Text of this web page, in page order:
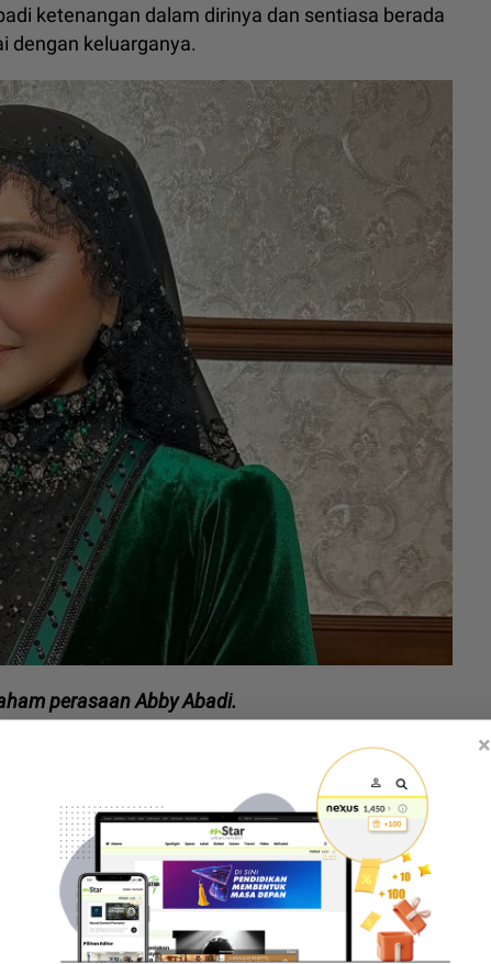
ketenangan dalam dirinya dan sentiasa berada
dengan keluarganya.
perasaan Abby Abadi.
mendidik anak-anaknya dengan baik, begitu
bagaimana keluarga mereka bersatu. Insya-Allah,
majlis pelancaran dan sidang media Astro
Lumpur pada Selasa.
mendalam kepada golongan wanita yang
×